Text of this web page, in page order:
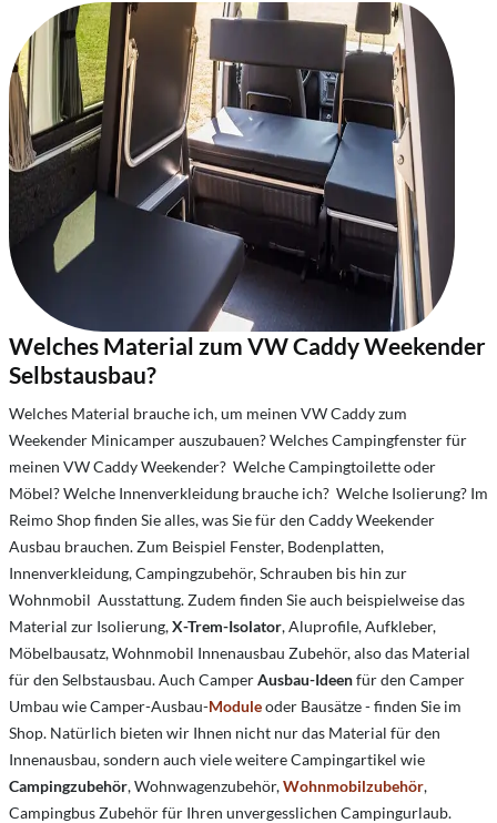
Welches Material zum VW Caddy Weekender
Selbstausbau?
Welches Material brauche ich, um meinen VW Caddy zum
Weekender Minicamper auszubauen? Welches Campingfenster für
meinen VW Caddy Weekender? Welche Campingtoilette oder
Möbel? Welche Innenverkleidung brauche ich? Welche Isolierung? Im
Reimo Shop finden Sie alles, was Sie für den Caddy Weekender
Ausbau brauchen. Zum Beispiel Fenster, Bodenplatten,
Innenverkleidung, Campingzubehör, Schrauben bis hin zur
Wohnmobil Ausstattung. Zudem finden Sie auch beispielweise das
Material zur Isolierung,X-Trem-Isolator, Aluprofile, Aufkleber,
Möbelbausatz, Wohnmobil Innenausbau Zubehör, also das Material
für den Selbstausbau. Auch CamperAusbau-Ideenfür den Camper
Umbau wie Camper-Ausbau-Moduleoder Bausätze - finden Sie im
Shop. Natürlich bieten wir Ihnen nicht nur das Material für den
Innenausbau, sondern auch viele weitere Campingartikel wie
Campingzubehör, Wohnwagenzubehör,Wohnmobilzubehör,
Campingbus Zubehör für Ihren unvergesslichen Campingurlaub.